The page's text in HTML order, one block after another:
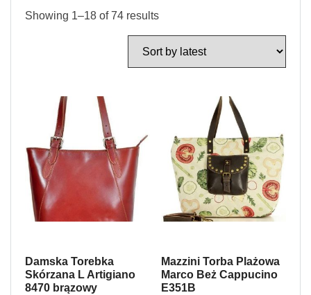
Showing 1–18 of 74 results
Damska Torebka
Skórzana L Artigiano
8470 brązowy
Mazzini Torba Plażowa
Marco Beż Cappucino
E351B